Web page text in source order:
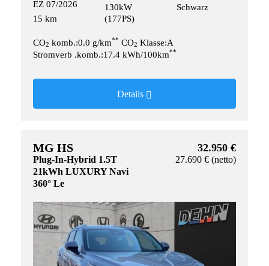
EZ 07/2026
15 km
130kW
(177PS)
Schwarz
CO2 komb.:0.0 g/km** CO2 Klasse:A
Stromverb .komb.:17.4 kWh/100km**
Details
MG HS
Plug-In-Hybrid 1.5T
21kWh LUXURY Navi
360° Le
32.950 €
27.690 € (netto)